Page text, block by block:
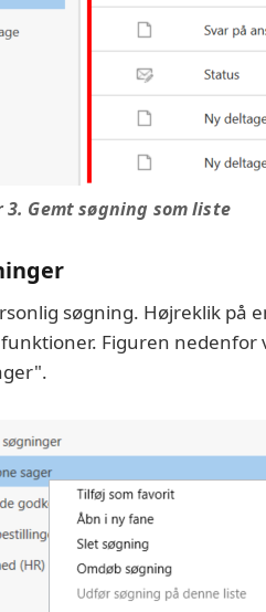
3. Gemt søgning som liste
søgning. Højreklik på
Figuren